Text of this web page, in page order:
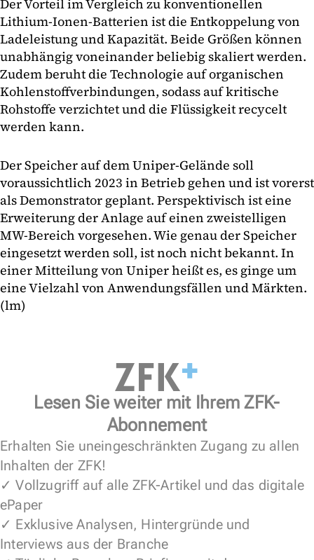
Der Vorteil im Vergleich zu konventionellen
Lithium-Ionen-Batterien ist die Entkoppelung von
Ladeleistung und Kapazität. Beide Größen können
unabhängig voneinander beliebig skaliert werden.
Zudem beruht die Technologie auf organischen
Kohlenstoffverbindungen, sodass auf kritische
Rohstoffe verzichtet und die Flüssigkeit recycelt
werden kann.
Der Speicher auf dem Uniper-Gelände soll
voraussichtlich 2023 in Betrieb gehen und ist vorerst
als Demonstrator geplant. Perspektivisch ist eine
Erweiterung der Anlage auf einen zweistelligen
MW-Bereich vorgesehen. Wie genau der Speicher
eingesetzt werden soll, ist noch nicht bekannt. In
einer Mitteilung von Uniper heißt es, es ginge um
eine Vielzahl von Anwendungsfällen und Märkten.
(lm)
Lesen Sie weiter mit Ihrem ZFK-
Abonnement
Erhalten Sie uneingeschränkten Zugang zu allen
Inhalten der ZFK!
✓ Vollzugriff auf alle ZFK-Artikel und das digitale
ePaper
✓ Exklusive Analysen, Hintergründe und
Interviews aus der Branche